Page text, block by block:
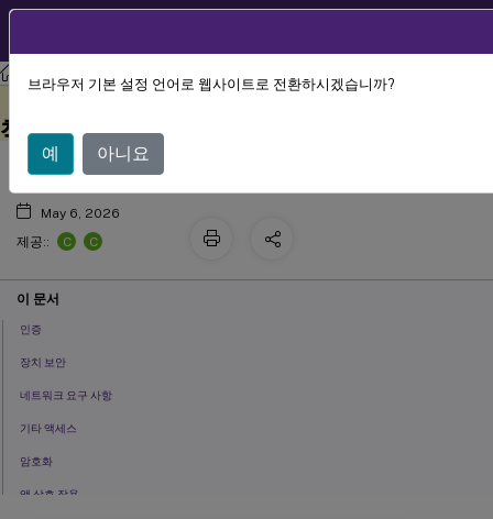
모바일 생산성 앱 관리자 작업 및 고려 사항
iOS용 모바일 생산성 앱을 위한 MDX 정
책
May 6, 2026
제공::
C C
이 문서
인증
장치 보안
네트워크 요구 사항
기타 액세스
암호화
앱 상호 작용
브라우저 기본 설정 언어로 웹사이트로 전환하시겠습니까?
예 아니요